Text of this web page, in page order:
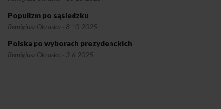
Populizm po sąsiedzku
Remigiusz Okraska · 8-10-2025
Polska po wyborach prezydenckich
Remigiusz Okraska · 3-6-2025